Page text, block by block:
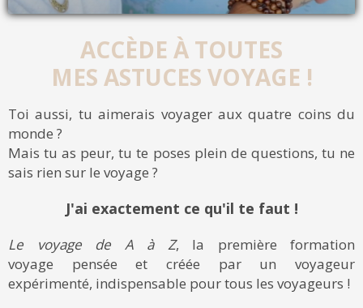
ACCÈDE À TOUTES
MES ASTUCES VOYAGE !
Toi aussi, tu aimerais voyager aux quatre coins du
monde ?
Mais tu as peur, tu te poses plein de questions, tu ne
sais rien sur le voyage ?
J'ai exactement ce qu'il te faut !
Le voyage de A à Z, la première formation
voyage pensée et créée par un voyageur
expérimenté, indispensable pour tous les voyageurs !